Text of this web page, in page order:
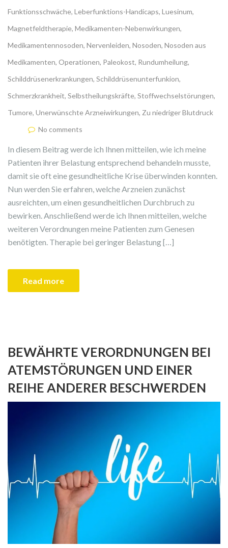
Funktionsschwäche, Leberfunktions-Handicaps, Luesinum,
Magnetfeldtherapie, Medikamenten-Nebenwirkungen,
Medikamentennosoden, Nervenleiden, Nosoden, Nosoden aus
Medikamenten, Operationen, Paleokost, Rundumheilung,
Schilddrüsenerkrankungen, Schilddrüsenunterfunkion,
Schmerzkrankheit, Selbstheilungskräfte, Stoffwechselstörungen,
Tumore, Unerwünschte Arzneiwirkungen, Zu niedriger Blutdruck
No comments
In diesem Beitrag werde ich Ihnen mitteilen, wie ich meine
Patienten ihrer Belastung entsprechend behandeln musste,
damit sie oft eine gesundheitliche Krise überwinden konnten.
Nun werden Sie erfahren, welche Arzneien zunächst
ausreichten, um einen gesundheitlichen Durchbruch zu
bewirken. Anschließend werde ich Ihnen mitteilen, welche
weiteren Verordnungen meine Patienten zum Genesen
benötigten. Therapie bei geringer Belastung […]
Read more
BEWÄHRTE VERORDNUNGEN BEI
ATEMSTÖRUNGEN UND EINER
REIHE ANDERER BESCHWERDEN